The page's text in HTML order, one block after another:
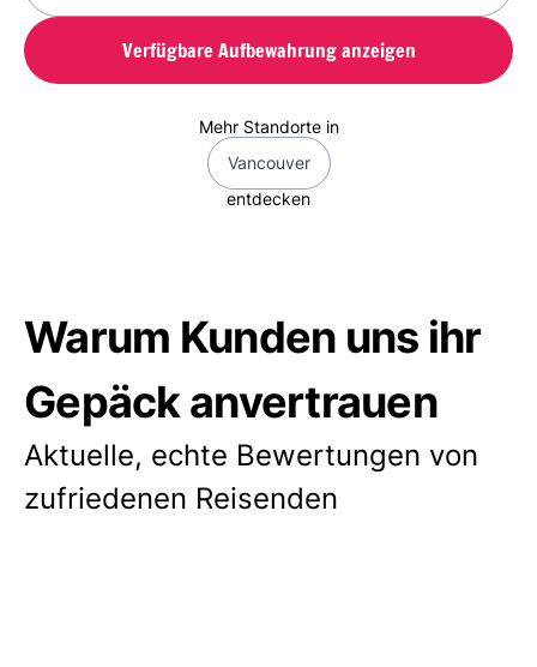
Verfügbare Aufbewahrung anzeigen
Mehr Standorte in
Vancouver
entdecken
Warum Kunden uns ihr
Gepäck anvertrauen
Aktuelle, echte Bewertungen von
zufriedenen Reisenden